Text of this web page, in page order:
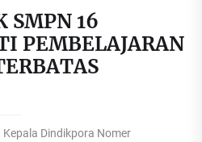
SMPN 16
PEMBELAJARAN
Dindikpora Nomer